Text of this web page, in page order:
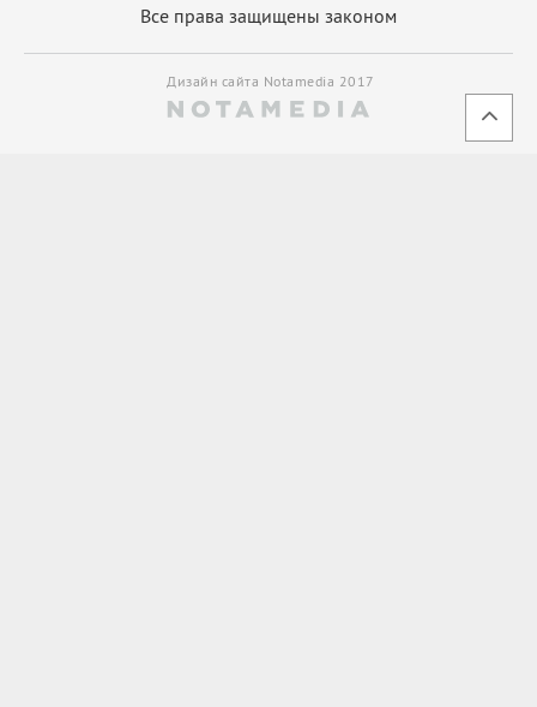
Все права защищены законом
Дизайн сайта Notamedia 2017